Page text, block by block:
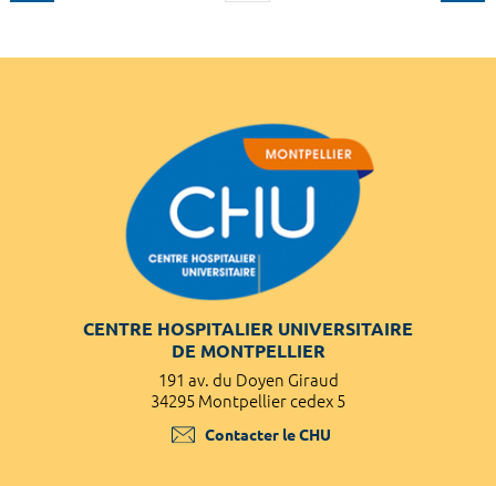
CENTRE HOSPITALIER UNIVERSITAIRE
DE MONTPELLIER
191 av. du Doyen Giraud
34295 Montpellier cedex 5
Contacter le CHU